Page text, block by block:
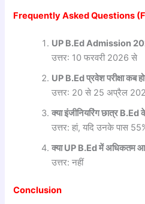
Frequently Asked Questions
UP B.Ed Admission
उत्तर: 10 फरवरी 2026 से
UP B.Edप्रवेशपरीक्षाकब
उत्तर: 20 से 25 अप्रैल
क्याइंजीनियरिंगछात्र B.Ed
उत्तर: हां, यदि उनके पास
क्या UP B.Edमेंअधिकतम
उत्तर: नहीं
Conclusion